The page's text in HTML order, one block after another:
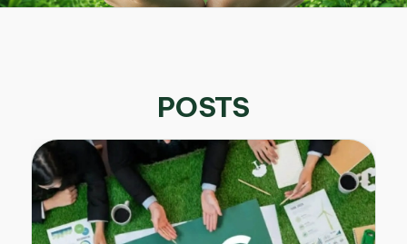
POSTS